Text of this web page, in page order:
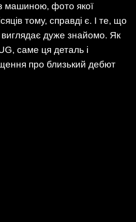
машиною, фото якої
тому, справді є. І те, що
виглядає дуже знайомо. Як
саме ця деталь і
про близький дебют